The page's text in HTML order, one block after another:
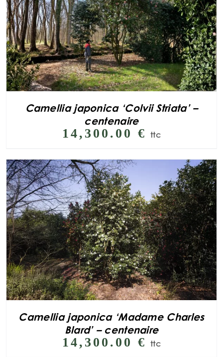
Camellia japonica ‘Colvii Striata’ –
centenaire
14,300.00 € ttc
Camellia japonica ‘Madame Charles
Blard’ – centenaire
14,300.00 € ttc